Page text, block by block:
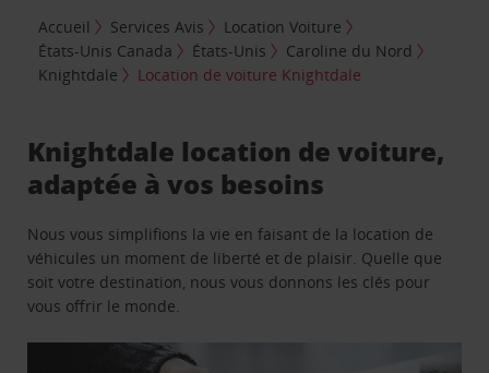
Accueil Services Avis
Location Voiture
États-Unis Canada
États-Unis
Caroline du Nord
Knightdale
Location de voiture Knightdale
Knightdale location de voiture,
adaptée à vos besoins
Nous vous simplifions la vie en faisant de la location de
véhicules un moment de liberté et de plaisir. Quelle que
soit votre destination, nous vous donnons les clés pour
vous offrir le monde.